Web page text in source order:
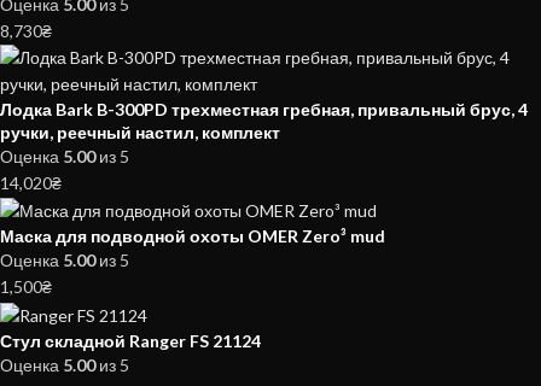
8,730₴
Лодка Bark B-300PD трехместная гребная, привальный брус, 4
ручки, реечный настил, комплект
Оценка 5.00из 5
14,020₴
Маска для подводной охоты OMER Zero³ mud
Оценка 5.00из 5
1,500₴
Стул складной Ranger FS 21124
Оценка 5.00из 5